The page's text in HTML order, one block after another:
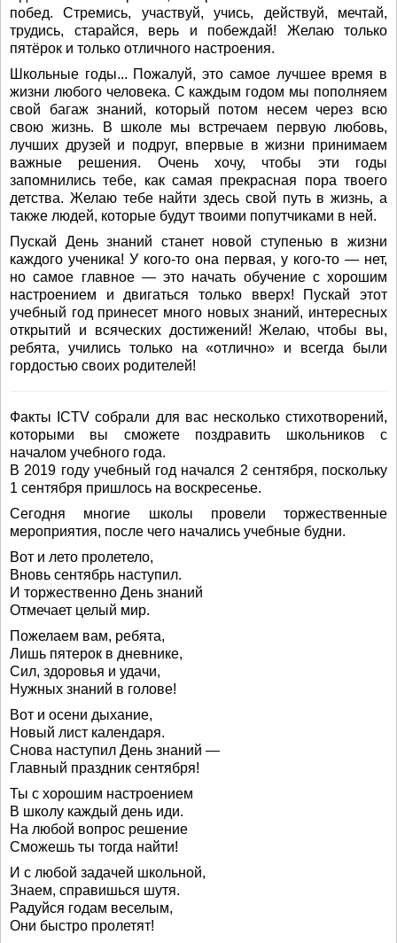
побед. Стремись, участвуй, учись, действуй, мечтай,
трудись, старайся, верь и побеждай! Желаю только
пятёрок и только отличного настроения.
Школьные годы... Пожалуй, это самое лучшее время в
жизни любого человека. С каждым годом мы пополняем
свой багаж знаний, который потом несем через всю
свою жизнь. В школе мы встречаем первую любовь,
лучших друзей и подруг, впервые в жизни принимаем
важные решения. Очень хочу, чтобы эти годы
запомнились тебе, как самая прекрасная пора твоего
детства. Желаю тебе найти здесь свой путь в жизнь, а
также людей, которые будут твоими попутчиками в ней.
Пускай День знаний станет новой ступенью в жизни
каждого ученика! У кого-то она первая, у кого-то — нет,
но самое главное — это начать обучение с хорошим
настроением и двигаться только вверх! Пускай этот
учебный год принесет много новых знаний, интересных
открытий и всяческих достижений! Желаю, чтобы вы,
ребята, учились только на «отлично» и всегда были
гордостью своих родителей!
Факты ICTV собрали для вас несколько стихотворений,
которыми вы сможете поздравить школьников с
началом учебного года.
В 2019 году учебный год начался 2 сентября, поскольку
1 сентября пришлось на воскресенье.
Сегодня многие школы провели торжественные
мероприятия, после чего начались учебные будни.
Вот и лето пролетело,
Вновь сентябрь наступил.
И торжественно День знаний
Отмечает целый мир.
Пожелаем вам, ребята,
Лишь пятерок в дневнике,
Сил, здоровья и удачи,
Нужных знаний в голове!
Вот и осени дыхание,
Новый лист календаря.
Снова наступил День знаний —
Главный праздник сентября!
Ты с хорошим настроением
В школу каждый день иди.
На любой вопрос решение
Сможешь ты тогда найти!
И с любой задачей школьной,
Знаем, справишься шутя.
Радуйся годам веселым,
Они быстро пролетят!